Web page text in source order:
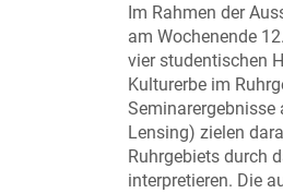
Im Rahmen der
am Wochenende
vier studentischen
Kulturerbe im
Seminarergebnisse
Lensing) zielen
Ruhrgebiets durch
interpretieren. Die